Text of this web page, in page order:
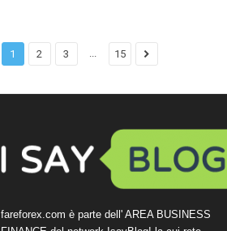
1 2 3 15
fareforex.com è parte dell' AREA BUSINESS